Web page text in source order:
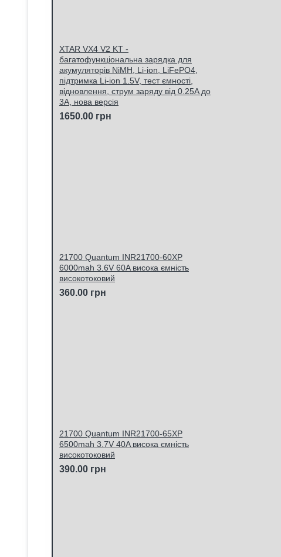
XTAR VX4 V2 KT -
багатофункціональна зарядка для
акумуляторів NiMH, Li-ion, LiFePO4,
підтримка Li-ion 1.5V, тест ємності,
відновлення, струм заряду від 0.25A до
3A, нова версія
1650.00 грн
21700 Quantum INR21700-60XP
6000mah 3.6V 60A висока ємність
високотоковий
360.00 грн
21700 Quantum INR21700-65XP
6500mah 3.7V 40A висока ємність
високотоковий
390.00 грн